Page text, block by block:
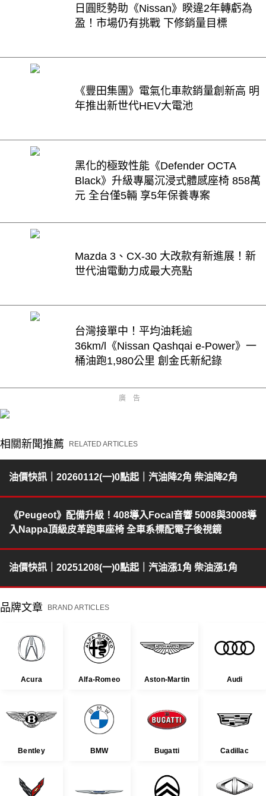
日圓貶勢助《Nissan》睽違2年轉虧為
盈！市場仍有挑戰 下修銷量目標
《豐田集團》電氣化車款銷量創新高 明
年推出新世代HEV大電池
黑化的極致性能《Defender OCTA
Black》升級專屬沉浸式體感座椅 858萬
元 全台僅5輛 享5年保養專案
Mazda 3、CX-30 大改款有新進展！新
世代油電動力成最大亮點
台灣接單中！平均油耗逾
36km/l《Nissan Qashqai e-Power》一
桶油跑1,980公里 創金氏新紀錄
廣告
相關新聞推薦 RELATED ARTICLES
油價快訊｜20260112(一)0點起｜汽油降2角 柴油降2角
《Peugeot》配備升級！408導入Focal音響 5008與3008導
入Nappa頂級皮革跑車座椅 全車系標配電子後視鏡
油價快訊｜20251208(一)0點起｜汽油漲1角 柴油漲1角
品牌文章 BRAND ARTICLES
Acura Alfa-Romeo Aston-Martin Audi
Bentley BMW Bugatti Cadillac